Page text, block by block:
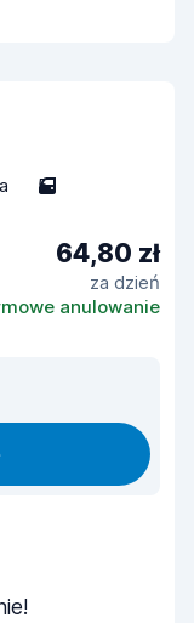
5
64,80 zł
za dzień
anulowanie